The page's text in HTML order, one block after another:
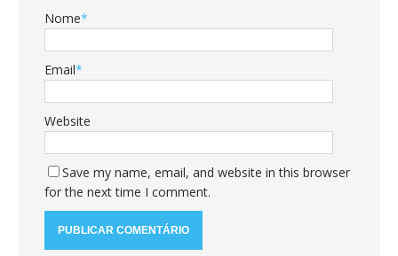
Nome*
Email*
Website
Save my name, email, and website in this browser
for the next time I comment.